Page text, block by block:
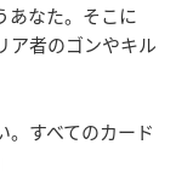
あなた。そこに
ア者のゴンやキル
。すべてのカード